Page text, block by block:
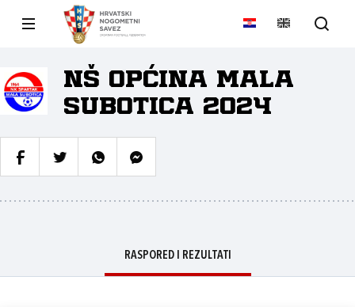
NŠ Općina Mala
Subotica 2024
RASPORED I REZULTATI